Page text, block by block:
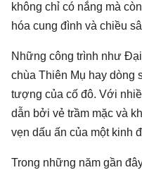
không chỉ có nắng mà
hóa cung đình và chiều
Những công trình như
chùa Thiên Mụ hay dòng
tượng của cố đô. Với
dẫn bởi vẻ trầm mặc và
vẹn dấu ấn của một kinh
Trong những năm gần